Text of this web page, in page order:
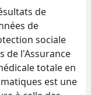
de
de
sociale
de l'Assurance
totale en
est une